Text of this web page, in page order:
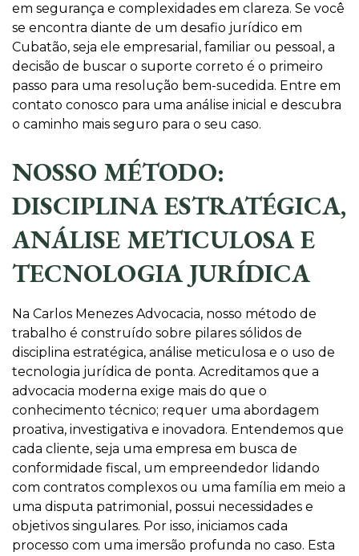
em segurança e complexidades em clareza. Se você
se encontra diante de um desafio jurídico em
Cubatão, seja ele empresarial, familiar ou pessoal, a
decisão de buscar o suporte correto é o primeiro
passo para uma resolução bem-sucedida. Entre em
contato conosco para uma análise inicial e descubra
o caminho mais seguro para o seu caso.
NOSSO MÉTODO:
DISCIPLINA ESTRATÉGICA,
ANÁLISE METICULOSA E
TECNOLOGIA JURÍDICA
Na Carlos Menezes Advocacia, nosso método de
trabalho é construído sobre pilares sólidos de
disciplina estratégica, análise meticulosa e o uso de
tecnologia jurídica de ponta. Acreditamos que a
advocacia moderna exige mais do que o
conhecimento técnico; requer uma abordagem
proativa, investigativa e inovadora. Entendemos que
cada cliente, seja uma empresa em busca de
conformidade fiscal, um empreendedor lidando
com contratos complexos ou uma família em meio a
uma disputa patrimonial, possui necessidades e
objetivos singulares. Por isso, iniciamos cada
processo com uma imersão profunda no caso. Esta